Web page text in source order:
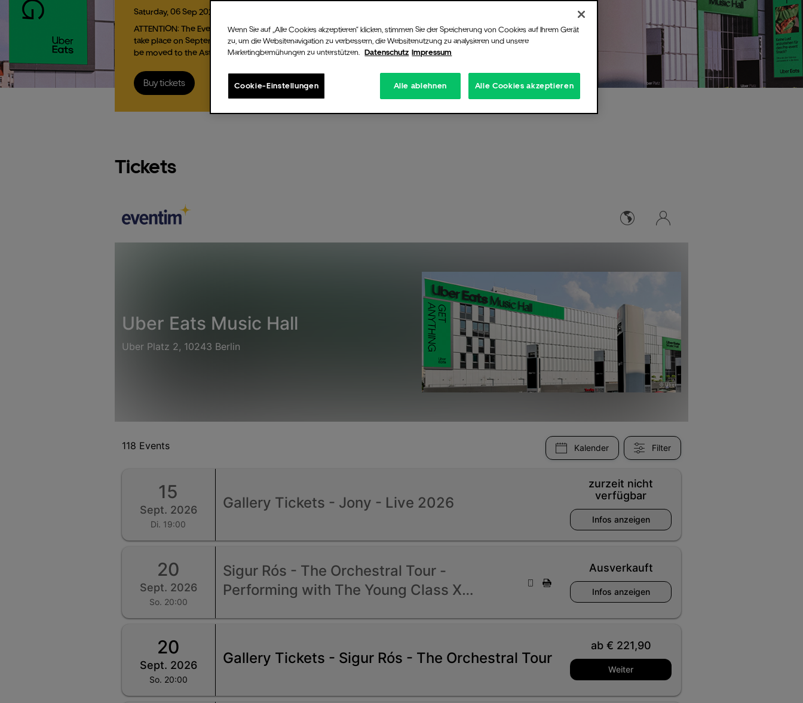
Saturday, 06Sep2025,
ATTENTION: The Event VIZE, planned to
take place on September 6, 2025, has to
be moved to the Astra…
Buy tickets
Tickets
Wenn Sie auf „Alle Cookies akzeptieren“ klicken, stimmen Sie der Speicherung von Cookies auf Ihrem Gerät
zu, um die Websitenavigation zu verbessern, die Websitenutzung zu analysieren und unsere
Marketingbemühungen zu unterstützen. Datenschutz Impressum
Cookie-Einstellungen Alle ablehnen Alle Cookies akzeptieren